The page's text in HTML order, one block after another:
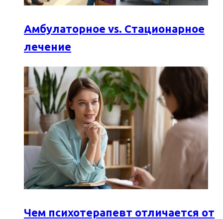
Амбулаторное vs. Стационарное
лечение
Чем психотерапевт отличается от